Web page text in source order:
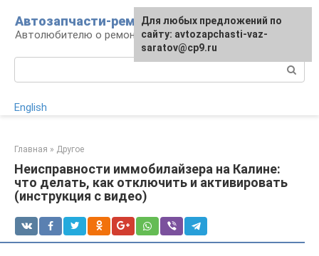
контенту
Автозапчасти-ремонт
Автолюбителю о ремонте машины
English
Главная » Другое
Неисправности иммобилайзера на Калине:
что делать, как отключить и активировать
(инструкция с видео)
Для любых предложений по
сайту: avtozapchasti-vaz-
saratov@cp9.ru